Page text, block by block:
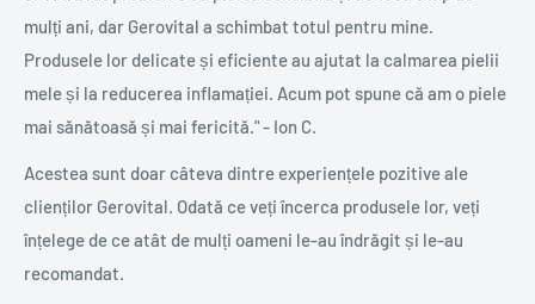
mulți ani, dar Gerovital a schimbat totul pentru mine.
Produsele lor delicate și eficiente au ajutat la calmarea pielii
mele și la reducerea inflamației. Acum pot spune că am o piele
mai sănătoasă și mai fericită." - Ion C.
Acestea sunt doar câteva dintre experiențele pozitive ale
clienților Gerovital. Odată ce veți încerca produsele lor, veți
înțelege de ce atât de mulți oameni le-au îndrăgit și le-au
recomandat.